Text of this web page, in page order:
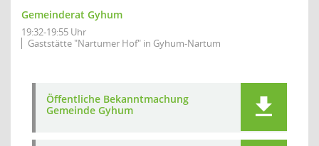
Gemeinderat Gyhum
19:32-19:55 Uhr
Gaststätte "Nartumer Hof" in Gyhum-Nartum
Öffentliche Bekanntmachung
Gemeinde Gyhum